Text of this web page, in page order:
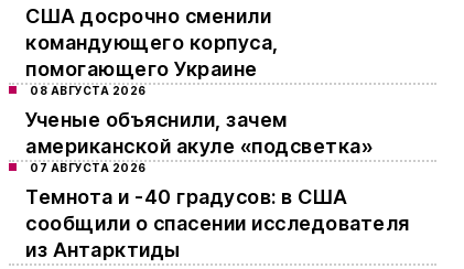
США досрочно сменили
командующего корпуса,
помогающего Украине
08 АВГУСТА 2026
Ученые объяснили, зачем
американской акуле «подсветка»
07 АВГУСТА 2026
Темнота и -40 градусов: в США
сообщили о спасении исследователя
из Антарктиды